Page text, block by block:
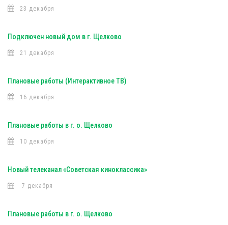
23 декабря
Подключен новый дом в г. Щелково
21 декабря
Плановые работы (Интерактивное ТВ)
16 декабря
Плановые работы в г. о. Щелково
10 декабря
Новый телеканал «Советская киноклассика»
7 декабря
Плановые работы в г. о. Щелково